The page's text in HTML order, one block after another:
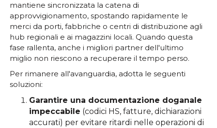
mantiene sincronizzata la catena di
approvvigionamento, spostando rapidamente le
merci da porti, fabbriche o centri di distribuzione agli
hub regionali e ai magazzini locali. Quando questa
fase rallenta, anche i migliori partner dell'ultimo
miglio non riescono a recuperare il tempo perso.
Per rimanere all'avanguardia, adotta le seguenti
soluzioni:
Garantire una documentazione doganale
impeccabile (codici HS, fatture, dichiarazioni
accurati) per evitare ritardi nelle operazioni di